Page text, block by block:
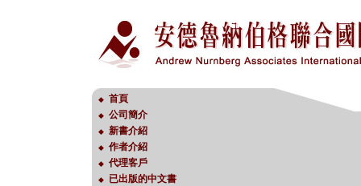
◆ 首頁
◆ 公司簡介
◆ 新書介紹
◆ 作者介紹
◆ 代理客戶
◆ 已出版的中文書